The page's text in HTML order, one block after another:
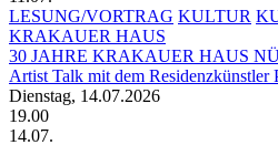
LESUNG/VORTRAG KULTUR
KRAKAUER HAUS
30 JAHRE KRAKAUER HAUS
Artist Talk mit dem
Dienstag, 14.07.2026
19.00
14.07.